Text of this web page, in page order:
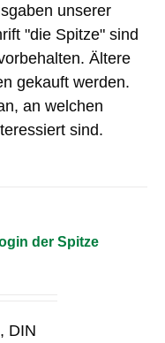
unserer
"die Spitze" sind
Ältere
gekauft werden.
an welchen
sind.
der Spitze
DIN